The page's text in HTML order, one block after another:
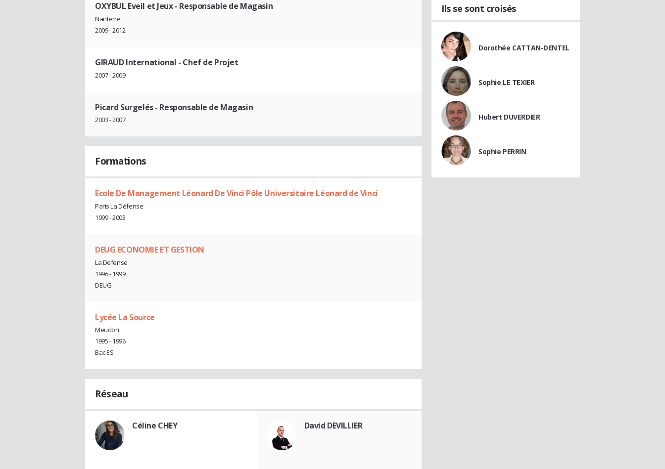
OXYBUL Eveil et Jeux- Responsable de Magasin
Nanterre
2009 - 2012
GIRAUD International - Chef de Projet
2007 - 2009
Picard Surgelés- Responsable de Magasin
2003 - 2007
Formations
Ecole De Management Léonard De Vinci Pôle Universitaire Léonard de Vinci
Paris La Défense
1999 - 2003
DEUG ECONOMIE ET GESTION
La Defense
1996 - 1999
DEUG
Lycée La Source
Meudon
1995 - 1996
Bac ES
Réseau
Céline CHEY David DEVILLIER
Ils se sont croisés
Dorothée CATTAN-DENTEL
Sophie LE TEXIER
Hubert DUVERDIER
Sophie PERRIN